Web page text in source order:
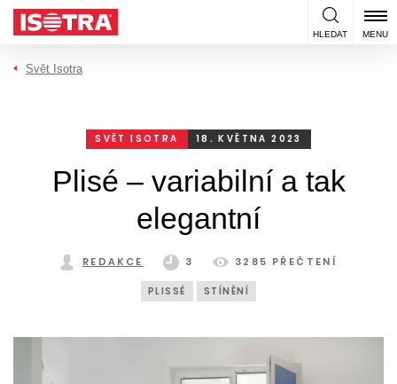
Přeskočit na obsah
HLEDAT MENU
Svět Isotra
SVĚT ISOTRA 18. KVĚTNA 2023
Plisé – variabilní a tak
elegantní
REDAKCE 3 3285 PŘEČTENÍ
PLISSÉ STÍNĚNÍ